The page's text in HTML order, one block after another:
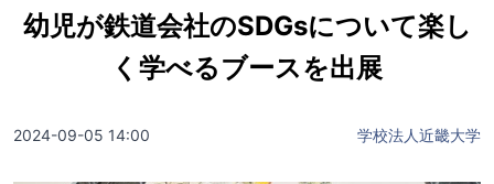
幼児が鉄道会社のSDGsについて楽し
く学べるブースを出展
2024-09-05 14:00 学校法人近畿大学